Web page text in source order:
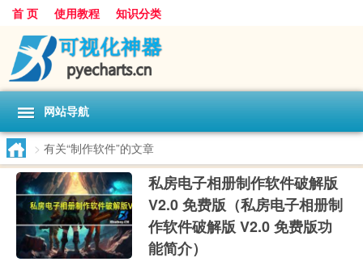
首 页 使用教程 知识分类
网站导航
> 有关“制作软件”的文章
私房电子相册制作软件破解版
V2.0 免费版（私房电子相册制
作软件破解版 V2.0 免费版功
能简介）